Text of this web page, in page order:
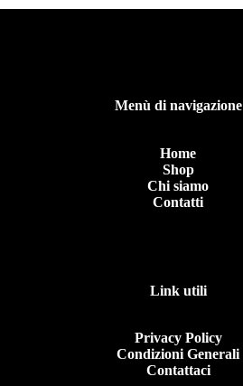
Menù di navigazione
Home
Shop
Chi siamo
Contatti
Link utili
Privacy Policy
Condizioni Generali
Contattaci